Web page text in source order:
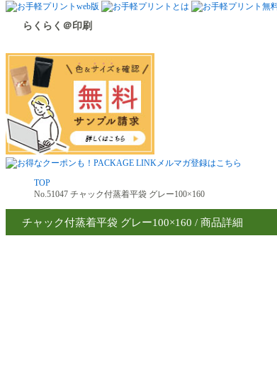
らくらく＠印刷
TOP
No.51047 チャック付蒸着平袋 グレー100×160
チャック付蒸着平袋 グレー100×160 / 商品詳細